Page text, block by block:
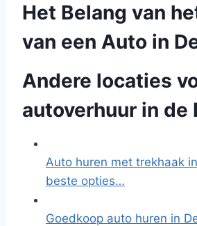
Het Belang van
van een Auto in
Andere locaties
autoverhuur in de
Auto huren met trekhaak
beste opties…
Goedkoop auto huren in